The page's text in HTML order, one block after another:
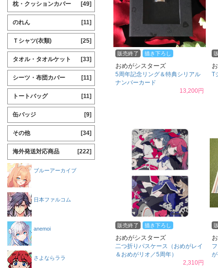
販売終了 描き下ろし
おめがシスターズ
5周年記念リング＆特典シリアル
ナンバーカード
13,200円
T
販売終了 描き下ろし
おめがシスターズ
二つ折りパスケース（おめがレイ
＆おめがリオ／5周年）
2,310円
枕・クッションカバー [49]
のれん [11]
Ｔシャツ(衣類) [25]
タオル・タオルケット [33]
シーツ・布団カバー [11]
トートバッグ [11]
缶バッジ [9]
その他 [34]
海外発送対応商品 [222]
ブルーアーカイブ
日本ファルコム
anemoi
さよならララ